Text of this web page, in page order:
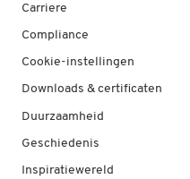
Carriere
Compliance
Cookie-instellingen
Downloads & certificaten
Duurzaamheid
Geschiedenis
Inspiratiewereld